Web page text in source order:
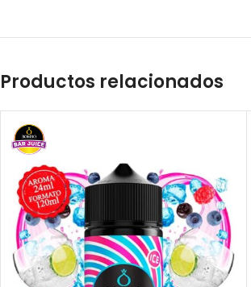
Productos relacionados